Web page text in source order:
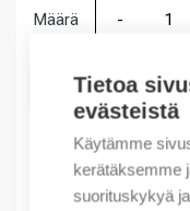
Tietoa
evästeistä
Käytämme
kerätäksemme
suorituskykyä
Määrä
Määrä
Tuotekoodit